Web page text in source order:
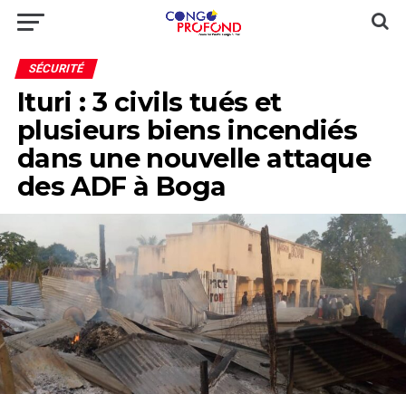
SÉCURITÉ
Ituri : 3 civils tués et
plusieurs biens incendiés
dans une nouvelle attaque
des ADF à Boga